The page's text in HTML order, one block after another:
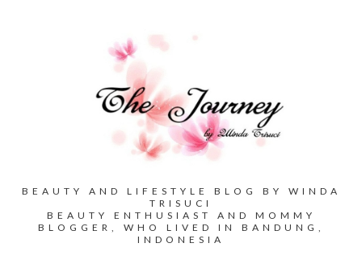
BEAUTY AND LIFESTYLE BLOG BY WINDA
TRISUCI
BEAUTY ENTHUSIAST AND MOMMY
BLOGGER, WHO LIVED IN BANDUNG,
INDONESIA